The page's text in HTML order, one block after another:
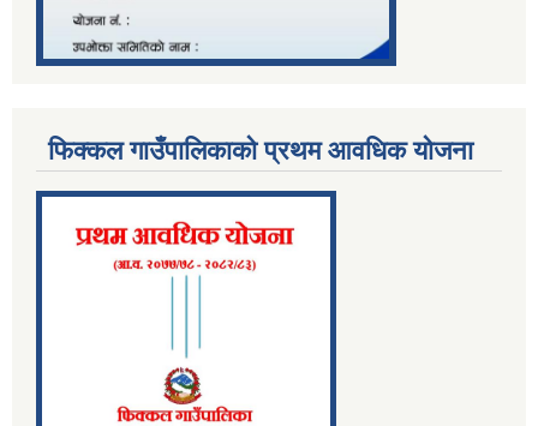
फिक्कल गाउँपालिकाको प्रथम आवधिक योजना